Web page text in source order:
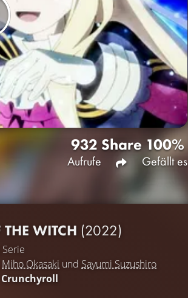
932
Aufrufe
Share100%
Gefällt es
WITCH (2022)
Serie
Miho Okasaki und Sayumi Suzushiro
Crunchyroll